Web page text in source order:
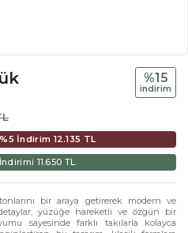
%15
i̇ndi̇ri̇m
İndirim 12.135 TL
11.650 TL
bir araya getirerek modern ve
yüzüğe hareketli ve özgün bir
sayesinde farklı takılarla kolayca